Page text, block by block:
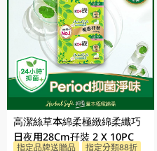
高潔絲草本綿柔極緻綿柔纖巧
日夜用28Cm孖裝 2 X 10PC
指定品牌送贈品 指定分類88折